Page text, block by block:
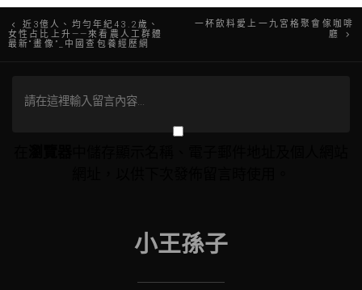
文
章
導
近3億人、均勻年紀43.2歲、
女性占比上升——來看農人工群體
最新“畫像”_中國查包養經歷網
一杯飲料愛上一九宮格聚會傢咖啡
廳
小王孫子